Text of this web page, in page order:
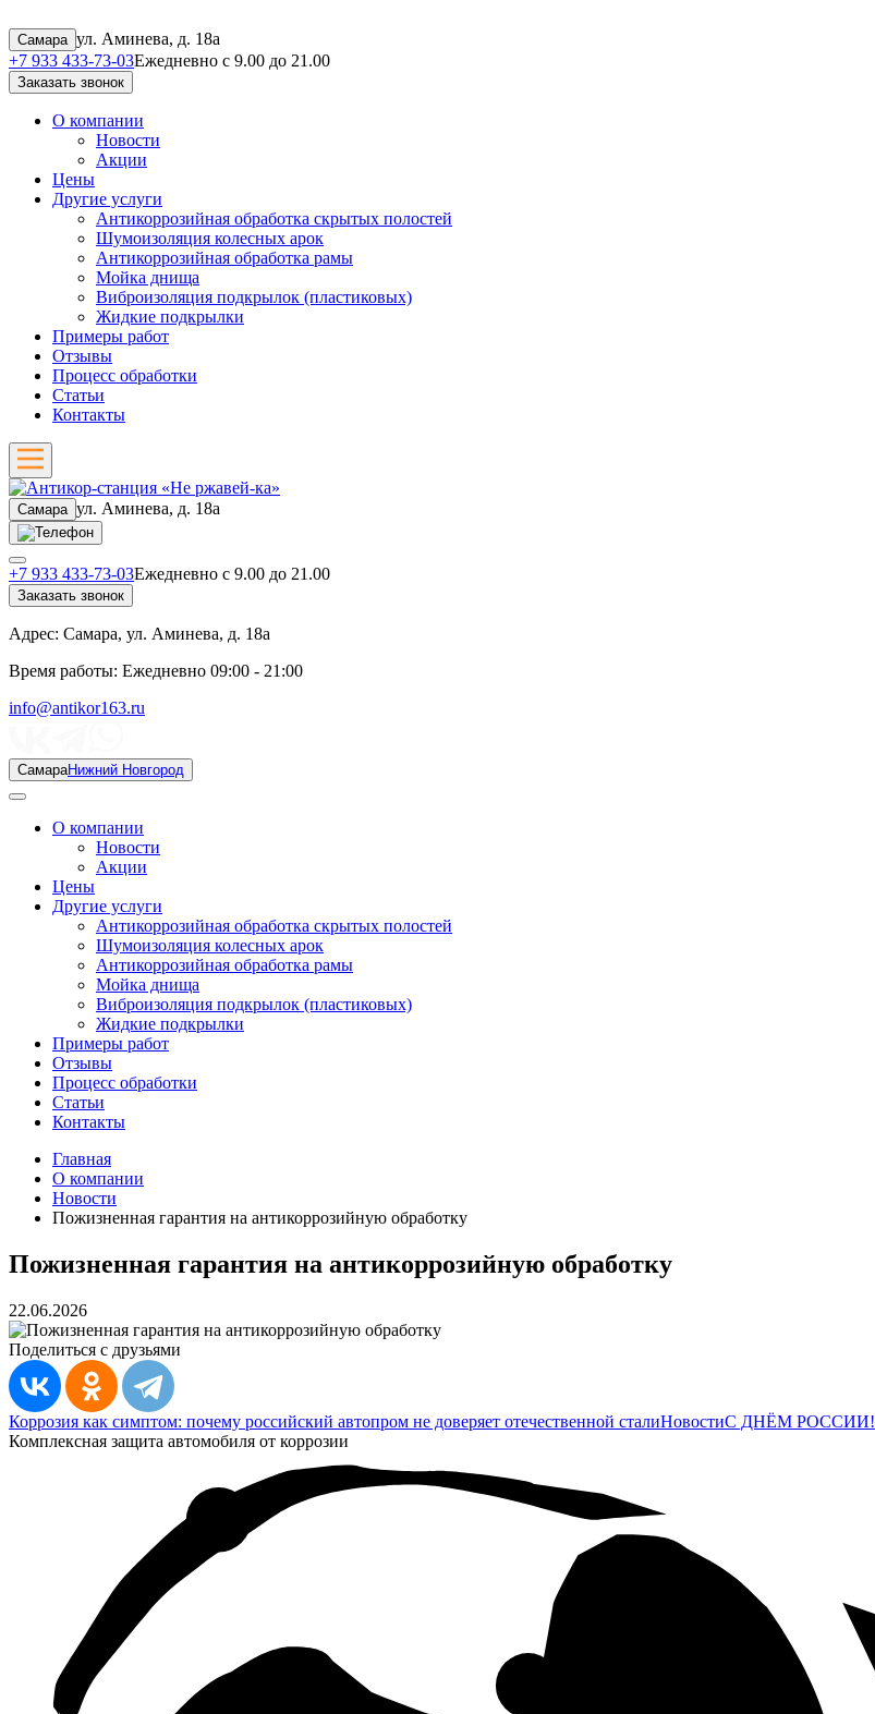
Самара ул. Аминева, д. 18а
+7 933 433-73-03Ежедневно с 9.00 до 21.00
Заказать звонок
О компании
Новости
Акции
Цены
Другие услуги
Антикоррозийная обработка скрытых полостей
Шумоизоляция колесных арок
Антикоррозийная обработка рамы
Мойка днища
Виброизоляция подкрылок (пластиковых)
Жидкие подкрылки
Примеры работ
Отзывы
Процесс обработки
Статьи
Контакты
Самара ул. Аминева, д. 18а
+7 933 433-73-03Ежедневно с 9.00 до 21.00
Заказать звонок
Адрес: Самара, ул. Аминева, д. 18а
Время работы: Ежедневно 09:00 - 21:00
info@antikor163.ru
СамараНижний Новгород
О компании
Новости
Акции
Цены
Другие услуги
Антикоррозийная обработка скрытых полостей
Шумоизоляция колесных арок
Антикоррозийная обработка рамы
Мойка днища
Виброизоляция подкрылок (пластиковых)
Жидкие подкрылки
Примеры работ
Отзывы
Процесс обработки
Статьи
Контакты
Главная
О компании
Новости
Пожизненная гарантия на антикоррозийную обработку
Пожизненная гарантия на антикоррозийную обработку
22.06.2026
Поделиться с друзьями
Коррозия как симптом: почему российский автопром не доверяет отечественной сталиНовостиС ДНЁМ РОССИИ!
Комплексная защита автомобиля от коррозии